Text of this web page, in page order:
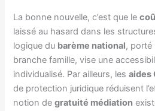
La bonne nouvelle, c’est que le
laissé au hasard dans les
logique du barème national, porté
branche famille, vise une
individualisé. Par ailleurs, lesaides
de protection juridique réduisent
notion degratuité médiation